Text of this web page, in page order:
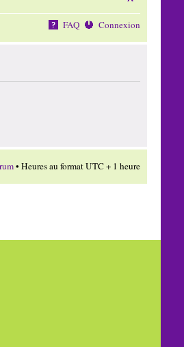
FAQ Connexion
• Heures au format UTC + 1 heure